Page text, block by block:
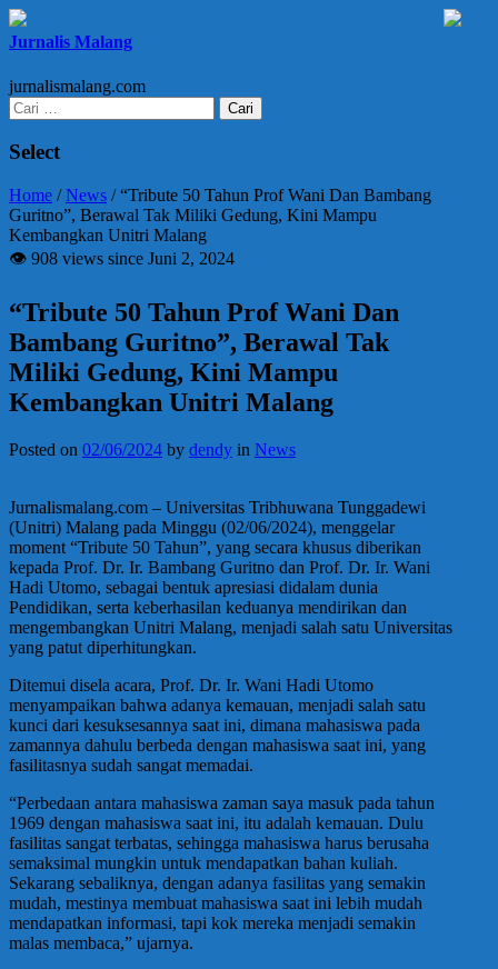
Jurnalis Malang
jurnalismalang.com
Cari
untuk:
Select
Home /News /“Tribute 50 Tahun Prof Wani Dan Bambang
Guritno”, Berawal Tak Miliki Gedung, Kini Mampu
Kembangkan Unitri Malang
👁 908 views since Juni 2, 2024
“Tribute 50 Tahun Prof Wani Dan
Bambang Guritno”, Berawal Tak
Miliki Gedung, Kini Mampu
Kembangkan Unitri Malang
Posted on 02/06/2024 by dendy in News
Jurnalismalang.com – Universitas Tribhuwana Tunggadewi
(Unitri) Malang pada Minggu (02/06/2024), menggelar
moment “Tribute 50 Tahun”, yang secara khusus diberikan
kepada Prof. Dr. Ir. Bambang Guritno dan Prof. Dr. Ir. Wani
Hadi Utomo, sebagai bentuk apresiasi didalam dunia
Pendidikan, serta keberhasilan keduanya mendirikan dan
mengembangkan Unitri Malang, menjadi salah satu Universitas
yang patut diperhitungkan.
Ditemui disela acara, Prof. Dr. Ir. Wani Hadi Utomo
menyampaikan bahwa adanya kemauan, menjadi salah satu
kunci dari kesuksesannya saat ini, dimana mahasiswa pada
zamannya dahulu berbeda dengan mahasiswa saat ini, yang
fasilitasnya sudah sangat memadai.
“Perbedaan antara mahasiswa zaman saya masuk pada tahun
1969 dengan mahasiswa saat ini, itu adalah kemauan. Dulu
fasilitas sangat terbatas, sehingga mahasiswa harus berusaha
semaksimal mungkin untuk mendapatkan bahan kuliah.
Sekarang sebaliknya, dengan adanya fasilitas yang semakin
mudah, mestinya membuat mahasiswa saat ini lebih mudah
mendapatkan informasi, tapi kok mereka menjadi semakin
malas membaca,” ujarnya.